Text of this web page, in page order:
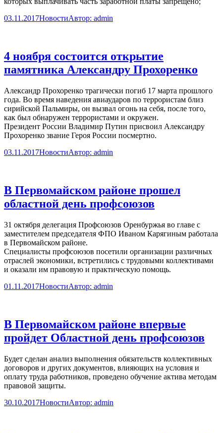
03.11.2017НовостиАвтор: admin
4 ноября состоится открытие
памятника Александру Прохоренко
Александр Прохоренко трагически погиб 17 марта прошлого
года. Во время наведения авиаударов по террористам близ
сирийской Пальмиры, он вызвал огонь на себя, после того,
как был обнаружен террористами и окружен.
Президент России Владимир Путин присвоил Александру
Прохоренко звание Героя России посмертно.
03.11.2017НовостиАвтор: admin
В Первомайском районе прошел
областной день профсоюзов
31 октября делегация Профсоюзов Оренбуржья во главе с
заместителем председателя ФПО Иваном Карягиным работала
в Первомайском районе.
Специалисты профсоюзов посетили организации различных
отраслей экономики, встретились с трудовыми коллективами
и оказали им правовую и практическую помощь.
01.11.2017НовостиАвтор: admin
В Первомайском районе впервые
пройдет Областной день профсоюзов
Будет сделан анализ выполнения обязательств коллективных
договоров и других документов, влияющих на условия и
оплату труда работников, проведено обучение актива методам
правовой защиты.
30.10.2017НовостиАвтор: admin